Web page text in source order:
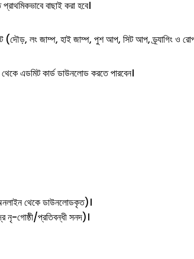
বাছাই করা হবে।
(দৌড়, লং জাম্প, হাই জাম্প, পুশ আপ, সিট আপ, ড্র্যাগিং ও
থেকে এডমিট কার্ড ডাউনলোড করতে পারবেন।
থেকে ডাউনলোডকৃত)।
নৃ-গোষ্ঠী/প্রতিবন্ধী সনদ)।